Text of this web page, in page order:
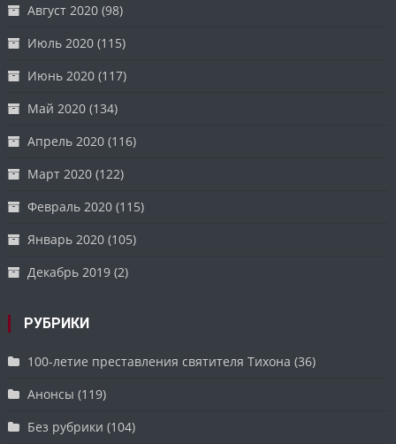
Август 2020 (98)
Июль 2020 (115)
Июнь 2020 (117)
Май 2020 (134)
Апрель 2020 (116)
Март 2020 (122)
Февраль 2020 (115)
Январь 2020 (105)
Декабрь 2019 (2)
РУБРИКИ
100-летие преставления святителя Тихона (36)
Анонсы (119)
Без рубрики (104)